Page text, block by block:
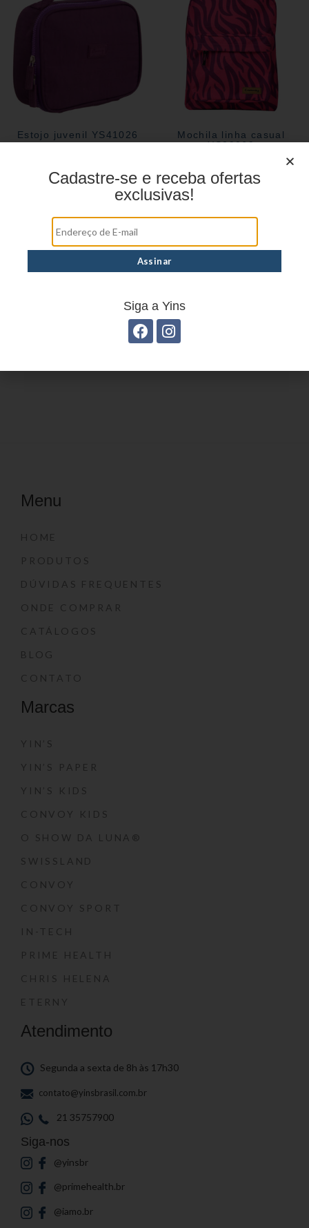
Estojo juvenil YS41026
Mochila linha casual
YS29069
Estojo Juvenil YS27103
Mochila linha casual
Menu
HOME
PRODUTOS
DÚVIDAS FREQUENTES
ONDE COMPRAR
CATÁLOGOS
BLOG
CONTATO
Marcas
YIN’S
YIN’S PAPER
YIN’S KIDS
CONVOY KIDS
O SHOW DA LUNA®
SWISSLAND
CONVOY
CONVOY SPORT
IN-TECH
PRIME HEALTH
CHRIS HELENA
ETERNY
Atendimento
Segunda a sexta de 8h às 17h30
contato@yinsbrasil.com.br
21 35757900
Siga-nos
@yinsbr
@primehealth.br
@iamo.br
Cadastre-se e receba ofertas
exclusivas!
Siga a Yins